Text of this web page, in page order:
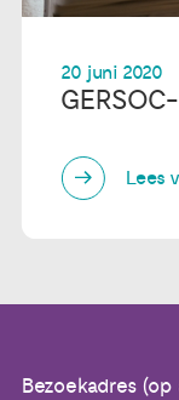
20 juni 2020
Lees
Bezoekadres (op